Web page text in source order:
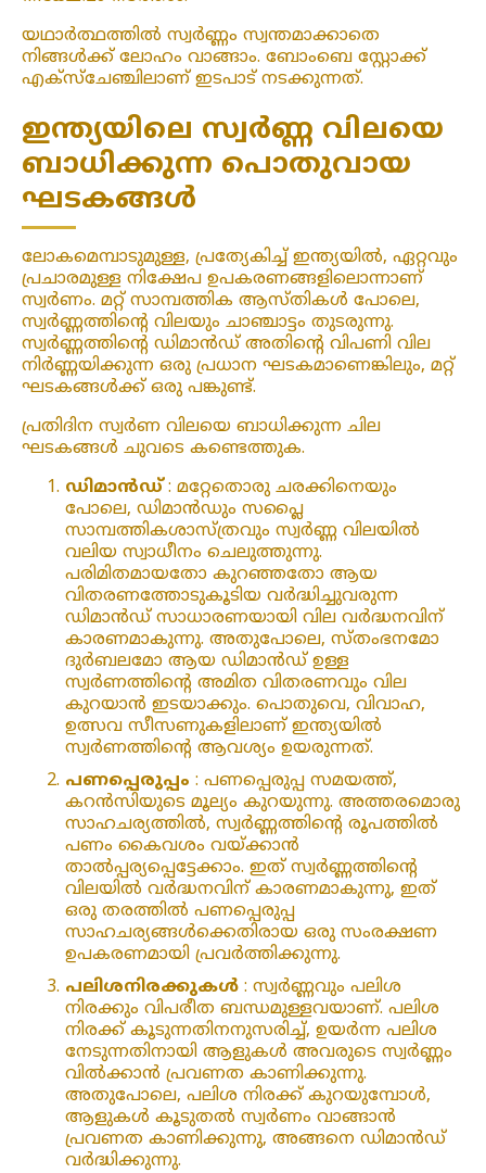
യഥാർത്ഥത്തിൽ സ്വർണ്ണം സ്വന്തമാക്കാതെ
നിങ്ങൾക്ക് ലോഹം വാങ്ങാം. ബോംബെ സ്റ്റോക്ക്
എക്‌സ്‌ചേഞ്ചിലാണ് ഇടപാട് നടക്കുന്നത്.
ഇന്ത്യയിലെ സ്വർണ്ണ വിലയെ
ബാധിക്കുന്ന പൊതുവായ
ഘടകങ്ങൾ
ലോകമെമ്പാടുമുള്ള, പ്രത്യേകിച്ച് ഇന്ത്യയിൽ, ഏറ്റവും
പ്രചാരമുള്ള നിക്ഷേപ ഉപകരണങ്ങളിലൊന്നാണ്
സ്വർണം. മറ്റ് സാമ്പത്തിക ആസ്തികൾ പോലെ,
സ്വർണ്ണത്തിന്റെ വിലയും ചാഞ്ചാട്ടം തുടരുന്നു.
സ്വർണ്ണത്തിന്റെ ഡിമാൻഡ് അതിന്റെ വിപണി വില
നിർണ്ണയിക്കുന്ന ഒരു പ്രധാന ഘടകമാണെങ്കിലും, മറ്റ്
ഘടകങ്ങൾക്ക് ഒരു പങ്കുണ്ട്.
പ്രതിദിന സ്വർണ വിലയെ ബാധിക്കുന്ന ചില
ഘടകങ്ങൾ ചുവടെ കണ്ടെത്തുക.
ഡിമാൻഡ്: മറ്റേതൊരു ചരക്കിനെയും
പോലെ, ഡിമാൻഡും സപ്ലൈ
സാമ്പത്തികശാസ്ത്രവും സ്വർണ്ണ വിലയിൽ
വലിയ സ്വാധീനം ചെലുത്തുന്നു.
പരിമിതമായതോ കുറഞ്ഞതോ ആയ
വിതരണത്തോടുകൂടിയ വർദ്ധിച്ചുവരുന്ന
ഡിമാൻഡ് സാധാരണയായി വില വർദ്ധനവിന്
കാരണമാകുന്നു. അതുപോലെ, സ്‌തംഭനമോ
ദുർബലമോ ആയ ഡിമാൻഡ് ഉള്ള
സ്വർണത്തിന്റെ അമിത വിതരണവും വില
കുറയാൻ ഇടയാക്കും. പൊതുവെ, വിവാഹ,
ഉത്സവ സീസണുകളിലാണ് ഇന്ത്യയിൽ
സ്വർണത്തിന്റെ ആവശ്യം ഉയരുന്നത്.
പണപ്പെരുപ്പം : പണപ്പെരുപ്പ സമയത്ത്,
കറൻസിയുടെ മൂല്യം കുറയുന്നു. അത്തരമൊരു
സാഹചര്യത്തിൽ, സ്വർണ്ണത്തിന്റെ രൂപത്തിൽ
പണം കൈവശം വയ്ക്കാൻ
താൽപ്പര്യപ്പെട്ടേക്കാം. ഇത് സ്വർണ്ണത്തിന്റെ
വിലയിൽ വർദ്ധനവിന് കാരണമാകുന്നു, ഇത്
ഒരു തരത്തിൽ പണപ്പെരുപ്പ
സാഹചര്യങ്ങൾക്കെതിരായ ഒരു സംരക്ഷണ
ഉപകരണമായി പ്രവർത്തിക്കുന്നു.
പലിശനിരക്കുകൾ : സ്വർണ്ണവും പലിശ
നിരക്കും വിപരീത ബന്ധമുള്ളവയാണ്. പലിശ
നിരക്ക് കൂടുന്നതിനനുസരിച്ച്, ഉയർന്ന പലിശ
നേടുന്നതിനായി ആളുകൾ അവരുടെ സ്വർണ്ണം
വിൽക്കാൻ പ്രവണത കാണിക്കുന്നു.
അതുപോലെ, പലിശ നിരക്ക് കുറയുമ്പോൾ,
ആളുകൾ കൂടുതൽ സ്വർണം വാങ്ങാൻ
പ്രവണത കാണിക്കുന്നു, അങ്ങനെ ഡിമാൻഡ്
വർദ്ധിക്കുന്നു.